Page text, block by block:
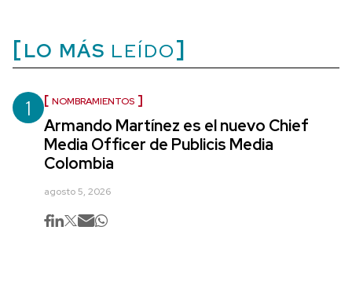
LO MÁS LEÍDO
1 NOMBRAMIENTOS
Armando Martínez es el nuevo Chief
Media Officer de Publicis Media
Colombia
agosto 5, 2026